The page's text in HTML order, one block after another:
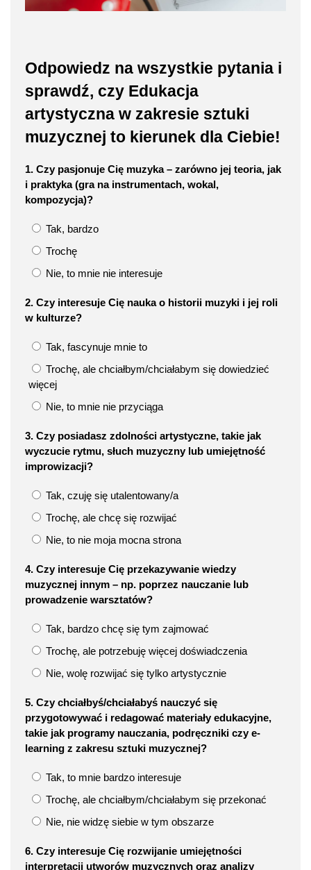
Odpowiedz na wszystkie pytania i
sprawdź, czy Edukacja
artystyczna w zakresie sztuki
muzycznej to kierunek dla Ciebie!
1. Czy pasjonuje Cię muzyka – zarówno jej teoria, jak
i praktyka (gra na instrumentach, wokal,
kompozycja)?
Tak, bardzo
Trochę
Nie, to mnie nie interesuje
2. Czy interesuje Cię nauka o historii muzyki i jej roli
w kulturze?
Tak, fascynuje mnie to
Trochę, ale chciałbym/chciałabym się dowiedzieć
więcej
Nie, to mnie nie przyciąga
3. Czy posiadasz zdolności artystyczne, takie jak
wyczucie rytmu, słuch muzyczny lub umiejętność
improwizacji?
Tak, czuję się utalentowany/a
Trochę, ale chcę się rozwijać
Nie, to nie moja mocna strona
4. Czy interesuje Cię przekazywanie wiedzy
muzycznej innym – np. poprzez nauczanie lub
prowadzenie warsztatów?
Tak, bardzo chcę się tym zajmować
Trochę, ale potrzebuję więcej doświadczenia
Nie, wolę rozwijać się tylko artystycznie
5. Czy chciałbyś/chciałabyś nauczyć się
przygotowywać i redagować materiały edukacyjne,
takie jak programy nauczania, podręczniki czy e-
learning z zakresu sztuki muzycznej?
Tak, to mnie bardzo interesuje
Trochę, ale chciałbym/chciałabym się przekonać
Nie, nie widzę siebie w tym obszarze
6. Czy interesuje Cię rozwijanie umiejętności
interpretacji utworów muzycznych oraz analizy